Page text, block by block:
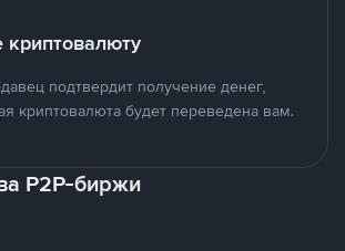
криптовалюту
подтвердит получение денег,
криптовалюта будет переведена вам.
P2P-биржи